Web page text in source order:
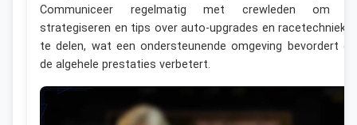
Communiceer regelmatig met crewleden om
strategiseren en tips over auto-upgrades en
te delen, wat een ondersteunende omgeving bevordert
de algehele prestaties verbetert.